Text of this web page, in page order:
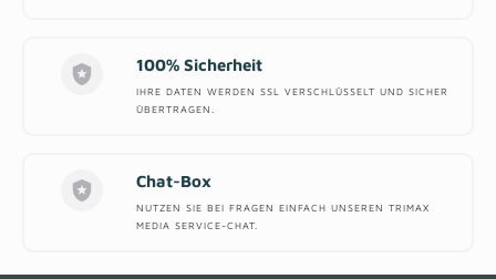
100% Sicherheit
IHRE DATEN WERDEN SSL VERSCHLÜSSELT UND SICHER
ÜBERTRAGEN.
Chat-Box
NUTZEN SIE BEI FRAGEN EINFACH UNSEREN TRIMAX
MEDIA SERVICE-CHAT.